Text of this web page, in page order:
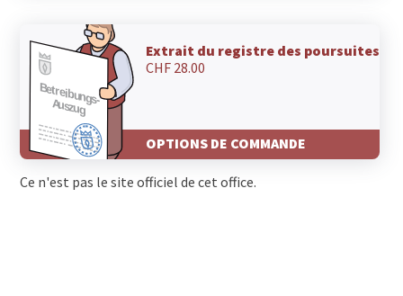
Extrait du registre des poursuites
CHF 28.00
OPTIONS DE COMMANDE
Ce n'est pas le site officiel de cet office.